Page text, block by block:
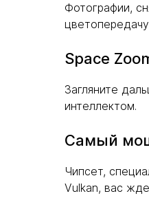
Фотографии,
Space
Загляните
интеллектом.
Самый
Чипсет,
Vulkan, вас